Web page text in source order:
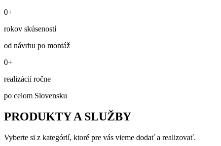
0+
rokov skúseností
od návrhu po montáž
0+
realizácií ročne
po celom Slovensku
PRODUKTY A SLUŽBY
Vyberte si z kategórií, ktoré pre vás vieme dodať a realizovať.